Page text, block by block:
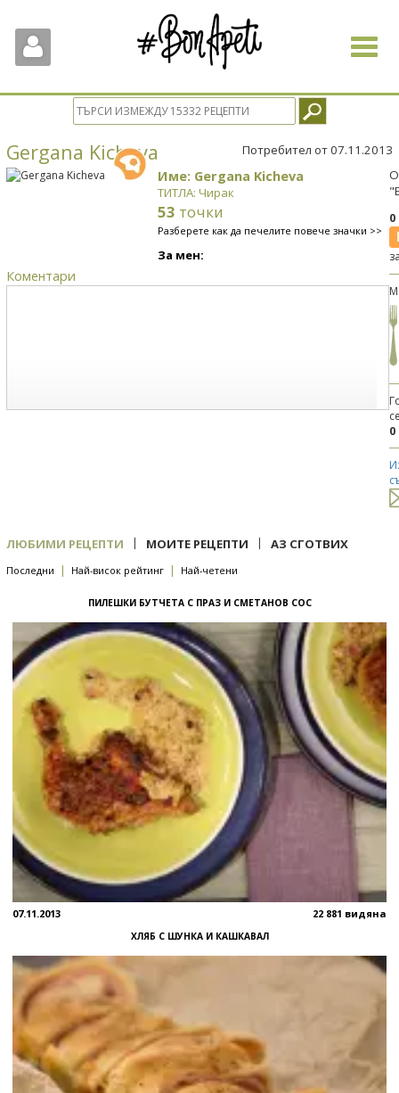
Toggle
Gergana Kicheva Потребител от 07.11.2013
Име: Gergana Kicheva
ТИТЛА: Чирак
53 точки
Разберете как да печелите повече значки >>
За мен:
Коментари
0
ЛЮБИМИ РЕЦЕПТИ | МОИТЕ РЕЦЕПТИ | АЗ СГОТВИХ
Последни | Най-висок рейтинг | Най-четени
ПИЛЕШКИ БУТЧЕТА С ПРАЗ И СМЕТАНОВ СОС
07.11.2013 22 881 видяна
ХЛЯБ С ШУНКА И КАШКАВАЛ